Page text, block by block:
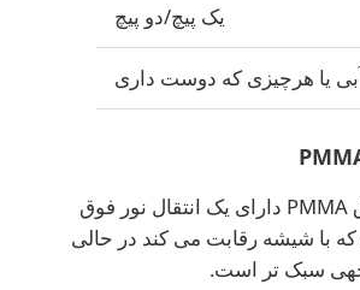
یک پیچ/دو پیچ
یا هرچیزی که دوست داری
ورق PMMA دارای یک انتقال نور فوق
که با شیشه رقابت می کند در حالی
سبک تر است.